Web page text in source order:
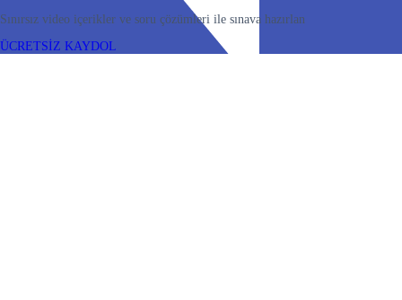
Sınırsız video içerikler ve soru çözümleri ile sınava hazırlan
ÜCRETSİZ KAYDOL